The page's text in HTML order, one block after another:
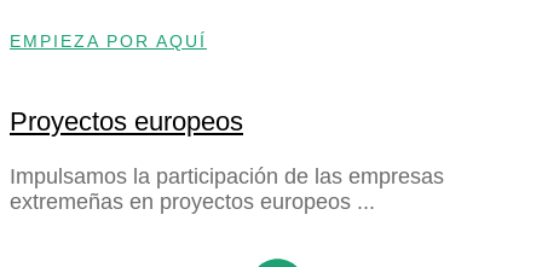
EMPIEZA POR AQUÍ
Proyectos europeos
Impulsamos la participación de las empresas
extremeñas en proyectos europeos ...